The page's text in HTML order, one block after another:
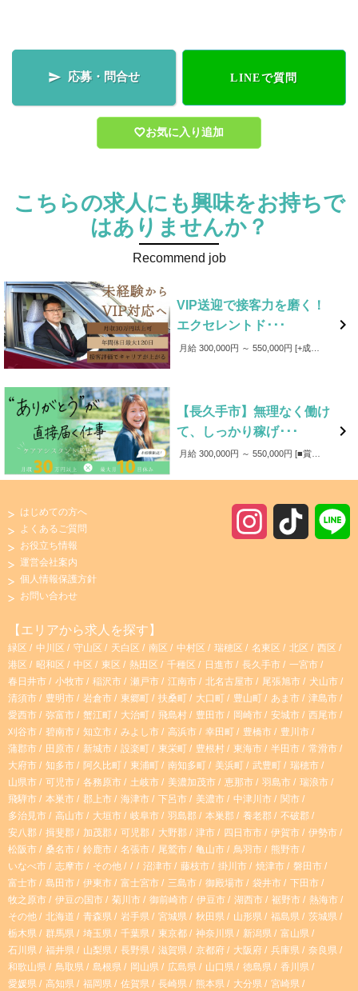
 応募・問合せ LINEで質問
お気に入り追加
こちらの求人にも興味をお持ちで
はありませんか？
Recommend job
VIP送迎で接客力を磨く！
エクセレントド･･･
月給 300,000円 ～ 550,000円 +成果給 【月収30万円以上！】 昼勤務 31.5万円（基本給+成果給） 夜勤務 41.4万円（基本給+成果給） 昼夜勤務 35.2万円（基本給+成果給） 休日の取り方や勤務時間帯などにより変動はありますが １年目からでも月収30万円以上！ 【賞与あり】 年3回 【成果給あり】 売上に応じて、基本給に加え成果給（売上の42%程度）を支給。 【手当】 皆勤手当・回数手当・家族手当・資格手当・役職手当など 【事故補償】 万が一事故が発生した場合、事故費用は会社が負担します。

【長久手市】無理なく働け
て、しっかり稼げ･･･
月給 300,000円 ～ 550,000円 ■賞与：年3回 ■成果給あり：売上に応じて、基本給に加え成果給（売上の42%程度）を支給 ■各種手当（皆勤・回数・家族・資格・役職） ■支援金制度（入社・学資） ■事故補償（万が一事故が発生した場合、事故費用は会社が負担します。）

a
g
r
a
m
o
k
はじめての方へ
よくあるご質問
お役立ち情報
運営会社案内
個人情報保護方針
お問い合わせ
【エリアから求人を探す】
緑区 中川区 守山区 天白区 南区 中村区 瑞穂区 名東区 北区
西区
港区
昭和区 中区 東区 熱田区 千種区 日進市 長久手市
一宮市
春日井市
小牧市 稲沢市 瀬戸市 江南市 北名古屋市 尾張旭市
犬山市
清須市
豊明市 岩倉市 東郷町 扶桑町 大口町 豊山町 あま市
津島市
愛西市
弥富市 蟹江町 大治町 飛島村 豊田市 岡崎市 安城市
西尾市
刈谷市
碧南市 知立市 みよし市 高浜市 幸田町 豊橋市
豊川市
蒲郡市
田原市 新城市 設楽町 東栄町 豊根村 東海市 半田市
常滑市
大府市
知多市 阿久比町 東浦町 南知多町 美浜町 武豊町
瑞穂市
山県市
可児市 各務原市 土岐市 美濃加茂市 恵那市 羽島市
瑞浪市
飛騨市
本巣市 郡上市 海津市 下呂市 美濃市 中津川市
関市
多治見市
高山市 大垣市 岐阜市 羽島郡 本巣郡 養老郡
不破郡
安八郡
揖斐郡 加茂郡 可児郡 大野郡 津市 四日市市 伊賀市
伊勢市
松阪市
桑名市 鈴鹿市 名張市 尾鷲市 亀山市 鳥羽市
熊野市
いなべ市
志摩市 その他 沼津市 藤枝市 掛川市 焼津市
磐田市
富士市
島田市 伊東市 富士宮市 三島市 御殿場市 袋井市
下田市
牧之原市
伊豆の国市 菊川市 御前崎市 伊豆市 湖西市 裾野市
熱海市
その他
北海道 青森県 岩手県 宮城県 秋田県 山形県 福島県
茨城県
栃木県
群馬県 埼玉県 千葉県 東京都 神奈川県 新潟県
富山県
石川県
福井県 山梨県 長野県 滋賀県 京都府 大阪府 兵庫県
奈良県
和歌山県
鳥取県 島根県 岡山県 広島県 山口県 徳島県
香川県
愛媛県
高知県 福岡県 佐賀県 長崎県 熊本県 大分県
宮崎県